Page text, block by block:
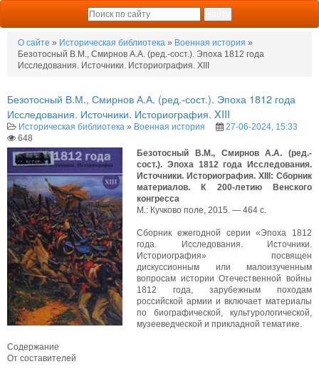
О сайте » Историческая библиотека » Военная история »
Безотосный В.М., Смирнов А.А. (ред.-сост.). Эпоха 1812 года
Исследования. Источники. Историография. XIII
Безотосный В.М., Смирнов А.А. (ред.-сост.). Эпоха 1812 года
Исследования. Источники. Историография. XIII
Историческая библиотека » Военная история
27-06-2024, 15:33
648
Безотосный В.М., Смирнов А.А. (ред.-
сост.). Эпоха 1812 года Исследования.
Источники. Историография. XIII: Сборник
материалов. К 200-летию Венского
конгресса
М.: Кучково поле, 2015. — 464 с.
Сборник ежегодной серии «Эпоха 1812
года. Исследования. Источники.
Историография» посвящен
дискуссионным или малоизученным
вопросам истории Отечественной войны
1812 года, зарубежным походам
российской армии и включает материалы
по биографической, культурологической,
музееведческой и прикладной тематике.
Содержание
От составителей